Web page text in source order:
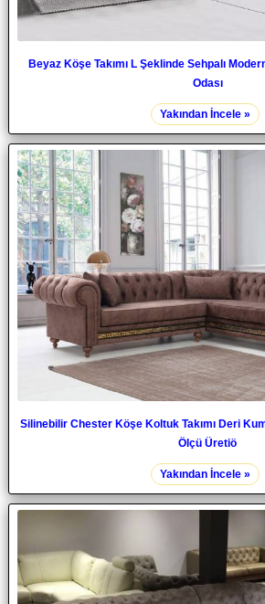
Beyaz Köşe Takımı L Şeklinde Sehpalı
Odası
Yakından İncele »
Silinebilir Chester Köşe Koltuk Takımı Deri
Ölçü Üretiö
Yakından İncele »